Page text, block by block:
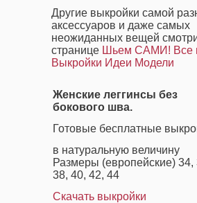
Другие выкройки самой
аксессуаров и даже самых
неожиданных вещей
странице Шьем САМИ! Все
Выкройки Идеи Модели
Женские леггинсы без
бокового шва.
Готовые бесплатные
в натуральную величину
Размеры (европейские) 34,
38, 40, 42, 44
Скачать выкройки